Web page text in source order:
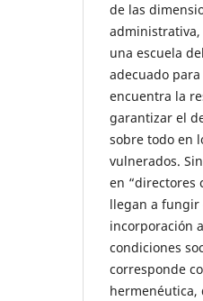
de las
una escuela
adecuado
encuentra la
garantizar el
sobre todo en
vulnerados.
en “directores
llegan a fungir
incorporación
condiciones
corresponde
hermenéutica,